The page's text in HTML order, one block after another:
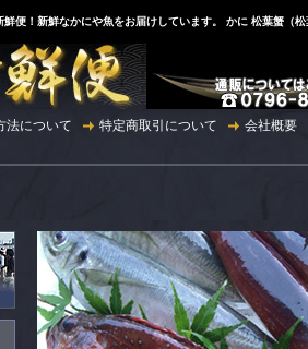
鮮便！新鮮なかにや魚をお届けしています。 かに 松葉
法について 特定商取引について
会社概要